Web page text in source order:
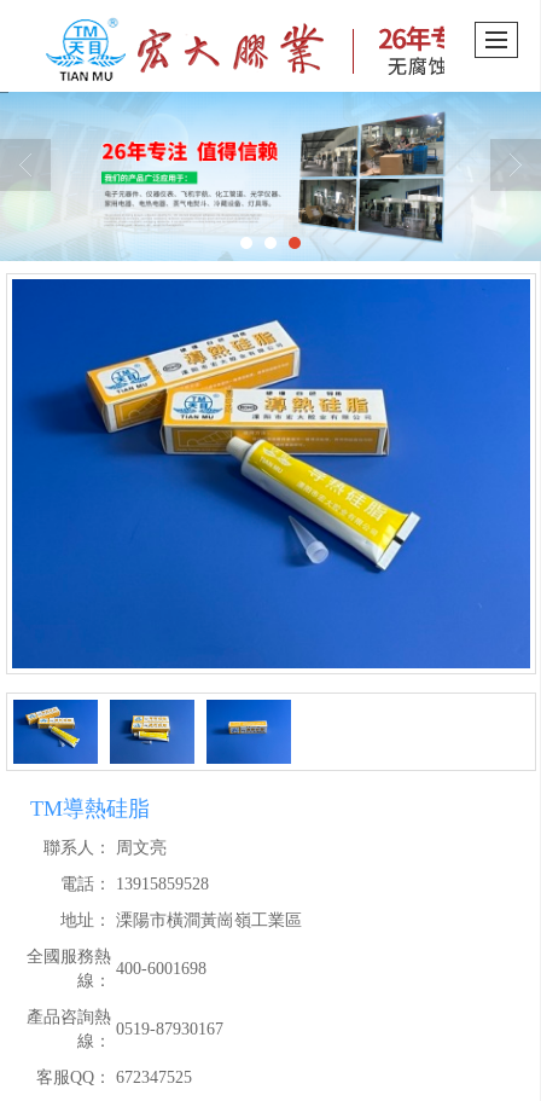
TM導熱硅脂
聯系人：
周文亮
電話：
13915859528
地址：
溧陽市橫澗黃崗嶺工業區
全國服務熱
線：
400-6001698
產品咨詢熱
線：
0519-87930167
客服QQ： 672347525